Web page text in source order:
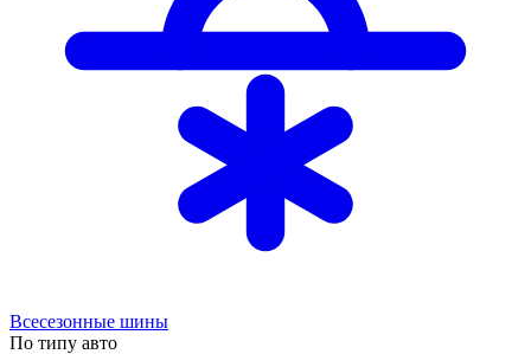
Всесезонные шины
По типу авто